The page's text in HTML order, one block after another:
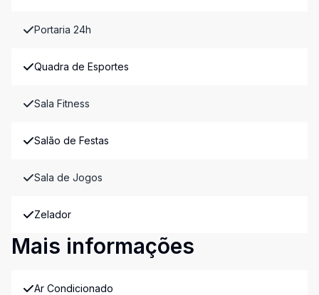
Portaria 24h
Quadra de Esportes
Sala Fitness
Salão de Festas
Sala de Jogos
Zelador
Mais informações
Ar Condicionado